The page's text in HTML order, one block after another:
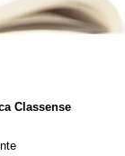
Classense